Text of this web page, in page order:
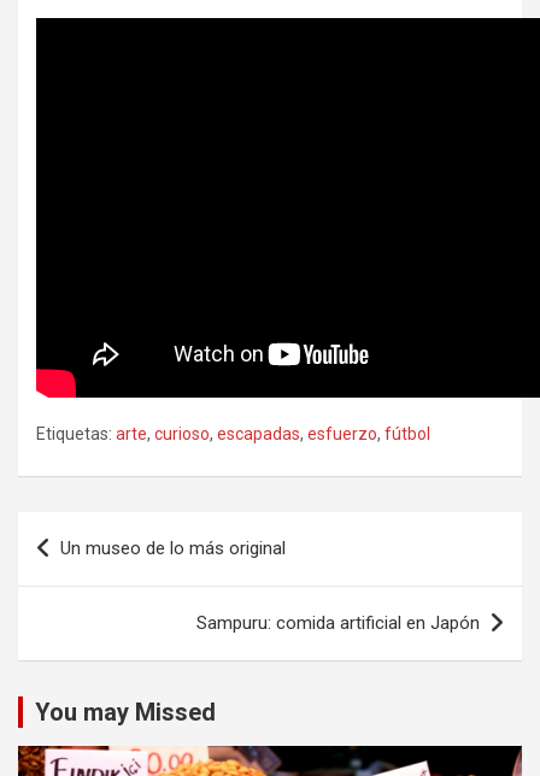
Etiquetas: arte, curioso, escapadas, esfuerzo, fútbol
Navegación
de
Un museo de lo más original
Sampuru: comida artificial en Japón
You may Missed